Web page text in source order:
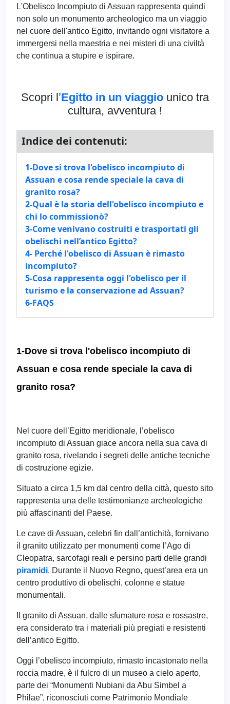
L'Obelisco Incompiuto di Assuan rappresenta quindi
non solo un monumento archeologico ma un viaggio
nel cuore dell'antico Egitto, invitando ogni visitatore a
immergersi nella maestria e nei misteri di una civiltà
che continua a stupire e ispirare.
Scopri l’Egitto in un viaggio unico tra
cultura, avventura !
Indice dei contenuti:
1-Dove si trova l'obelisco incompiuto di
Assuan e cosa rende speciale la cava di
granito rosa?
2-Qual è la storia dell'obelisco incompiuto e
chi lo commissionò?
3-Come venivano costruiti e trasportati gli
obelischi nell’antico Egitto?
4- Perché l'obelisco di Assuan è rimasto
incompiuto?
5-Cosa rappresenta oggi l'obelisco per il
turismo e la conservazione ad Assuan?
6-FAQS
1-Dove si trova l'obelisco incompiuto di
Assuan e cosa rende speciale la cava di
granito rosa?
Nel cuore dell’Egitto meridionale, l’obelisco
incompiuto di Assuan giace ancora nella sua cava di
granito rosa, rivelando i segreti delle antiche tecniche
di costruzione egizie.
Situato a circa 1,5 km dal centro della città, questo sito
rappresenta una delle testimonianze archeologiche
più affascinanti del Paese.
Le cave di Assuan, celebri fin dall’antichità, fornivano
il granito utilizzato per monumenti come l’Ago di
Cleopatra, sarcofagi reali e persino parti delle grandi
piramidi. Durante il Nuovo Regno, quest’area era un
centro produttivo di obelischi, colonne e statue
monumentali.
Il granito di Assuan, dalle sfumature rosa e rossastre,
era considerato tra i materiali più pregiati e resistenti
dell’antico Egitto.
Oggi l’obelisco incompiuto, rimasto incastonato nella
roccia madre, è il fulcro di un museo a cielo aperto,
parte dei “Monumenti Nubiani da Abu Simbel a
Philae”, riconosciuti come Patrimonio Mondiale